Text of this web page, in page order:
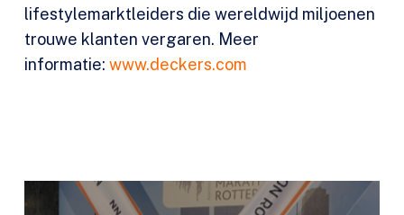
lifestylemarktleiders die wereldwijd miljoenen
trouwe klanten vergaren. Meer
informatie: www.deckers.com